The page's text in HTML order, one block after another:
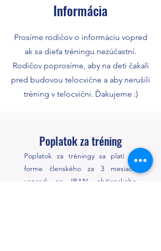
Informácia
Prosíme rodičov o informáciu vopred
ak sa dieťa tréningu nezúčastní.
Rodičov poprosíme, aby na deti čakali
pred budovou telocvične a aby nerušili
tréning v telocvični. Ďakujeme :)
Poplatok za tréning
Poplatok za tréningy sa platí vo
forme členského za 3 mesiace
vopred na IBAN občianskeho